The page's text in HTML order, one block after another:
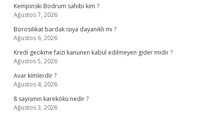
Kempinski Bodrum sahibi kim ?
Ağustos 7, 2026
Borosilikat bardak isıya dayanıklı mı ?
Ağustos 6, 2026
Kredi gecikme faizi kanunen kabul edilmeyen gider midir ?
Ağustos 5, 2026
Avar kimlerdir ?
Ağustos 4, 2026
8 sayısının karekökü nedir ?
Ağustos 3, 2026